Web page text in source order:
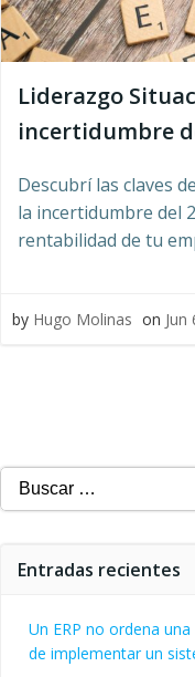
Liderazgo
incertidumbre
Descubrí las claves
la incertidumbre del
rentabilidad de tu
by Hugo Molinas on Jun
Buscar:
Entradas recientes
Un ERP no ordena
de implementar un